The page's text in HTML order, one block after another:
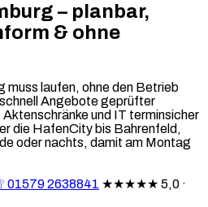
– planbar,
& ohne
muss laufen, ohne den Betrieb
Angebote geprüfter
und IT terminsicher
die HafenCity bis Bahrenfeld,
oder nachts, damit am Montag
2638841 ★★★★★ 5,0 ·